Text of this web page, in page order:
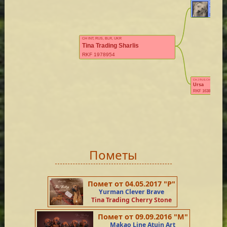
CH INT, RUS, BLR, UKR
Tina Trading Sharlis
RKF 1978954
CH RUS, RKF,
Tina
RKF
CH J RUS, CH RUS
Ursa
RKF 1638328
Пометы
Помет от 04.05.2017 "Р"
Yurman Clever Brave
Tina Trading Cherry Stone
Помет от 09.09.2016 "М"
Makao Line Atuin Art